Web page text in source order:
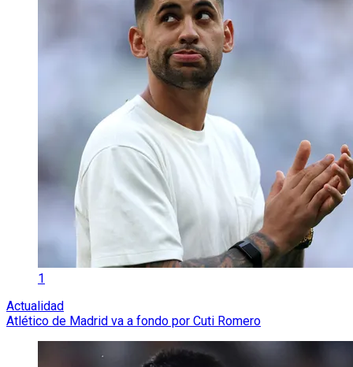
1
Actualidad
Atlético de Madrid va a fondo por Cuti Romero